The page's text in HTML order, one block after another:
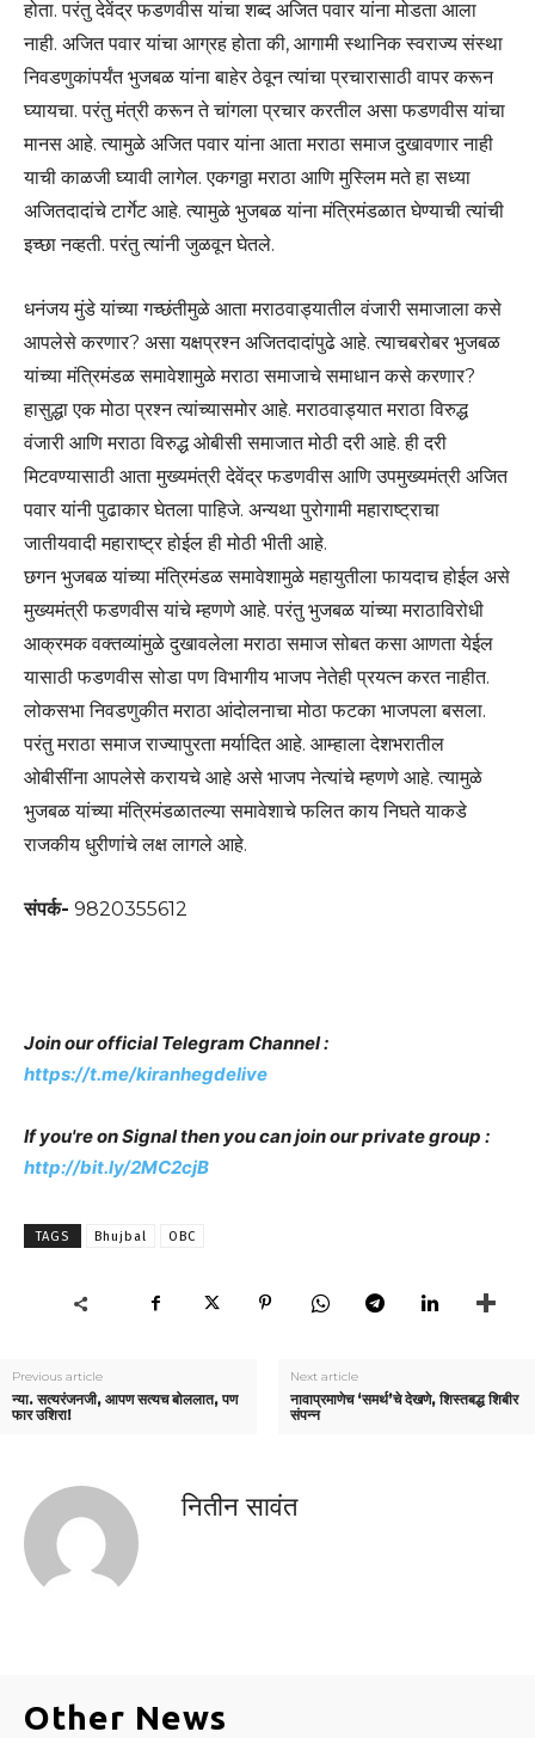
होता. परंतु देवेंद्र फडणवीस यांचा शब्द अजित पवार यांना मोडता आला
नाही. अजित पवार यांचा आग्रह होता की, आगामी स्थानिक स्वराज्य संस्था
निवडणुकांपर्यंत भुजबळ यांना बाहेर ठेवून त्यांचा प्रचारासाठी वापर करून
घ्यायचा. परंतु मंत्री करून ते चांगला प्रचार करतील असा फडणवीस यांचा
मानस आहे. त्यामुळे अजित पवार यांना आता मराठा समाज दुखावणार नाही
याची काळजी घ्यावी लागेल. एकगठ्ठा मराठा आणि मुस्लिम मते हा सध्या
अजितदादांचे टार्गेट आहे. त्यामुळे भुजबळ यांना मंत्रिमंडळात घेण्याची त्यांची
इच्छा नव्हती. परंतु त्यांनी जुळवून घेतले.
धनंजय मुंडे यांच्या गच्छंतीमुळे आता मराठवाड्यातील वंजारी समाजाला कसे
आपलेसे करणार? असा यक्षप्रश्न अजितदादांपुढे आहे. त्याचबरोबर भुजबळ
यांच्या मंत्रिमंडळ समावेशामुळे मराठा समाजाचे समाधान कसे करणार?
हासुद्धा एक मोठा प्रश्न त्यांच्यासमोर आहे. मराठवाड्यात मराठा विरुद्ध
वंजारी आणि मराठा विरुद्ध ओबीसी समाजात मोठी दरी आहे. ही दरी
मिटवण्यासाठी आता मुख्यमंत्री देवेंद्र फडणवीस आणि उपमुख्यमंत्री अजित
पवार यांनी पुढाकार घेतला पाहिजे. अन्यथा पुरोगामी महाराष्ट्राचा
जातीयवादी महाराष्ट्र होईल ही मोठी भीती आहे.
छगन भुजबळ यांच्या मंत्रिमंडळ समावेशामुळे महायुतीला फायदाच होईल असे
मुख्यमंत्री फडणवीस यांचे म्हणणे आहे. परंतु भुजबळ यांच्या मराठाविरोधी
आक्रमक वक्तव्यांमुळे दुखावलेला मराठा समाज सोबत कसा आणता येईल
यासाठी फडणवीस सोडा पण विभागीय भाजप नेतेही प्रयत्न करत नाहीत.
लोकसभा निवडणुकीत मराठा आंदोलनाचा मोठा फटका भाजपला बसला.
परंतु मराठा समाज राज्यापुरता मर्यादित आहे. आम्हाला देशभरातील
ओबीसींना आपलेसे करायचे आहे असे भाजप नेत्यांचे म्हणणे आहे. त्यामुळे
भुजबळ यांच्या मंत्रिमंडळातल्या समावेशाचे फलित काय निघते याकडे
राजकीय धुरीणांचे लक्ष लागले आहे.
संपर्क- 9820355612
Join our official Telegram Channel :
https://t.me/kiranhegdelive
If you're on Signal then you can join our private group :
http://bit.ly/2MC2cjB
TAGS Bhujbal OBC
Previous article
न्या. सत्यरंजनजी, आपण सत्यच बोललात, पण
फार उशिरा!
Next article
नावाप्रमाणेच ‘समर्थ’चे देखणे, शिस्तबद्ध शिबीर
संपन्न
नितीन सावंत
Other News